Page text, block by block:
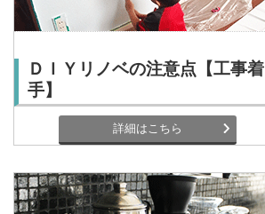
ＤＩＹリノベの注意点【工事着
手】
詳細はこちら